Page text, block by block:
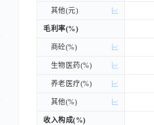
其他(元)
毛利率(%)
商砼(%)
生物医药(%)
养老医疗(%)
其他(%)
收入构成(%)
其他(元)
毛利率(%)
商砼(%)
生物医药(%)
养老医疗(%)
其他(%)
收入构成(%)